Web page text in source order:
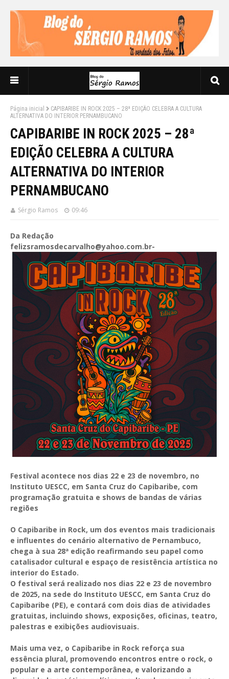
Página inicial
CAPIBARIBE IN ROCK 2025 – 28ª EDIÇÃO CELEBRA A CULTURA
ALTERNATIVA DO INTERIOR PERNAMBUCANO
CAPIBARIBE IN ROCK 2025 – 28ª
EDIÇÃO CELEBRA A CULTURA
ALTERNATIVA DO INTERIOR
PERNAMBUCANO
Sérgio Ramos 09:46
Da Redação
felizsramosdecarvalho@yahoo.com.br-
Festival acontece nos dias 22 e 23 de novembro, no
Instituto UESCC, em Santa Cruz do Capibaribe, com
programação gratuita e shows de bandas de várias
regiões
O Capibaribe in Rock, um dos eventos mais tradicionais
e influentes do cenário alternativo de Pernambuco,
chega à sua 28ª edição reafirmando seu papel como
catalisador cultural e espaço de resistência artística no
interior do Estado.
O festival será realizado nos dias 22 e 23 de novembro
de 2025, na sede do Instituto UESCC, em Santa Cruz do
Capibaribe (PE), e contará com dois dias de atividades
gratuitas, incluindo shows, exposições, oficinas, teatro,
palestras e exibições audiovisuais.
Mais uma vez, o Capibaribe in Rock reforça sua
essência plural, promovendo encontros entre o rock, o
popular e a arte contemporânea, e valorizando a